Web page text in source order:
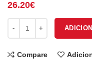
26.20€
Compare